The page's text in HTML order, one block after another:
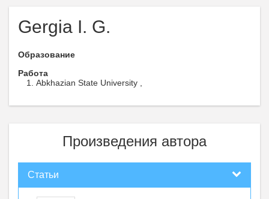
Gergia I. G.
Образование
Работа
Abkhazian State University ,
Произведения автора
Статьи